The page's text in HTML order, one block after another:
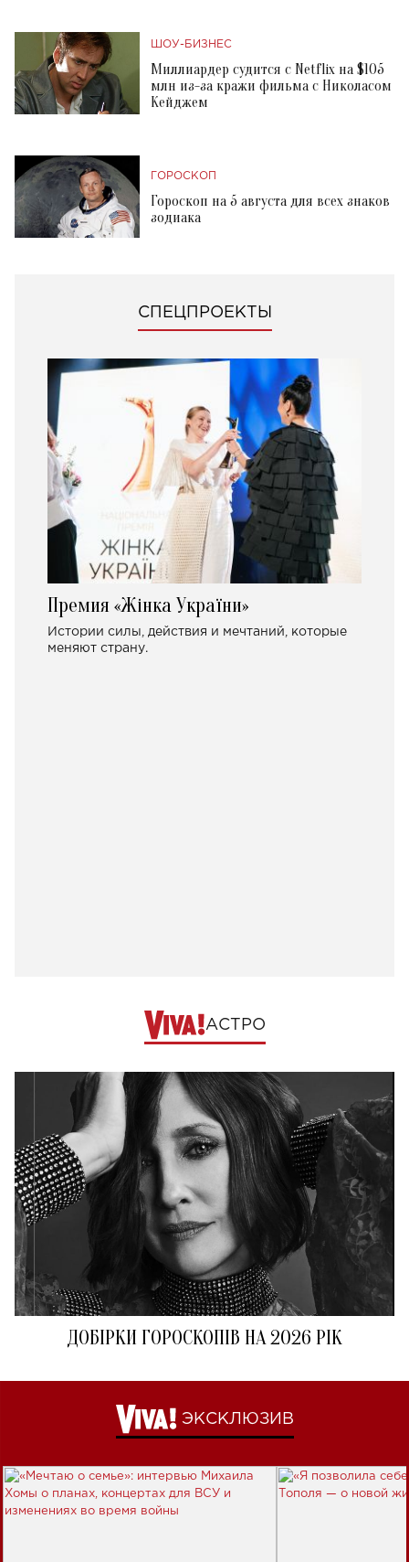
ШОУ-БИЗНЕС
Миллиардер судится с Netflix на $105
млн из-за кражи фильма с Николасом
Кейджем
ГОРОСКОП
Гороскоп на 5 августа для всех знаков
зодиака
СПЕЦПРОЕКТЫ
Премия «Жінка України»
Истории силы, действия и мечтаний, которые
меняют страну.
АСТРО
ДОБІРКИ ГОРОСКОПІВ НА 2026 РІК
ЭКСКЛЮЗИВ